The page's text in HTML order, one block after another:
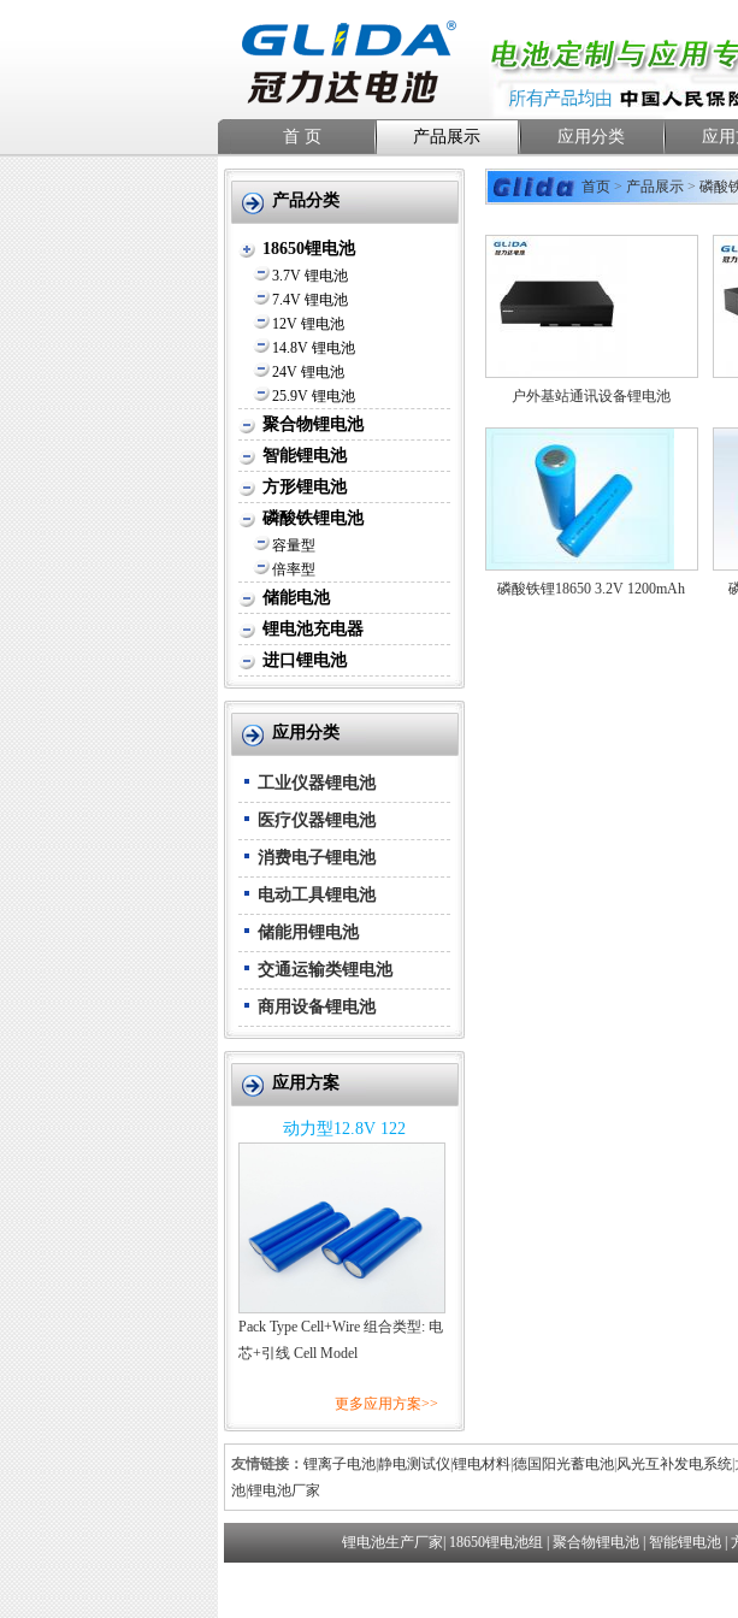
首 页 产品展示 应用分类 应
产品分类
18650锂电池
3.7V 锂电池
7.4V 锂电池
12V 锂电池
14.8V 锂电池
24V 锂电池
25.9V 锂电池
聚合物锂电池
智能锂电池
方形锂电池
磷酸铁锂电池
容量型
倍率型
储能电池
锂电池充电器
进口锂电池
应用分类
工业仪器锂电池
医疗仪器锂电池
消费电子锂电池
电动工具锂电池
储能用锂电池
交通运输类锂电池
商用设备锂电池
应用方案
动力型12.8V 122
Pack Type Cell+Wire 组合类型: 电
芯+引线 Cell Model
更多应用方案>>
首页> 产品展示> 磷酸
户外基站通讯设备锂电池
磷酸铁锂18650 3.2V 1200mAh
友情链接： 锂离子电池|静电测试仪 锂电材料|德国阳光蓄电池| 风光互补发电系统|
池|锂电池厂家
锂电池生产厂家 18650锂电池组 聚合物锂电池 智能锂电池